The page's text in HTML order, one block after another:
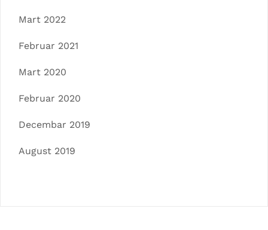
Mart 2022
Februar 2021
Mart 2020
Februar 2020
Decembar 2019
August 2019